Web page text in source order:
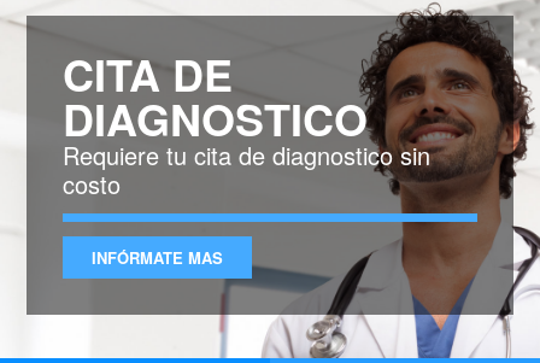
CITA DE
DIAGNOSTICO
Requiere tu cita de diagnostico sin
costo
INFÓRMATE MAS